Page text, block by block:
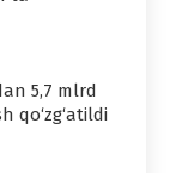
5,7 mlrd
qo‘zg‘atildi